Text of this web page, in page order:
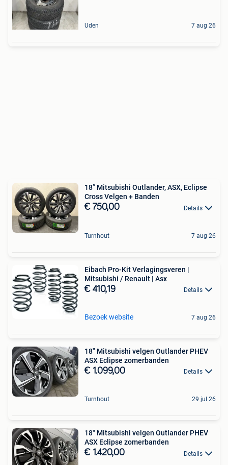
Uden 7 aug 26
18” Mitsubishi Outlander, ASX, Eclipse
Cross Velgen + Banden
€ 750,00 Details
Turnhout 7 aug 26
Eibach Pro-Kit Verlagingsveren |
Mitsubishi / Renault | Asx
€ 410,19 Details
Bezoek website 7 aug 26
18" Mitsubishi velgen Outlander PHEV
ASX Eclipse zomerbanden
€ 1.099,00 Details
Turnhout 29 jul 26
18" Mitsubishi velgen Outlander PHEV
ASX Eclipse zomerbanden
€ 1.420,00 Details